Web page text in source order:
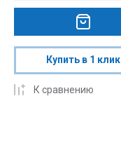
Купить в 1 клик
К сравнению